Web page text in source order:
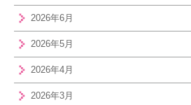
2026年6月
2026年5月
2026年4月
2026年3月